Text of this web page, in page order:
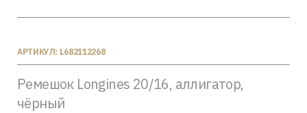
АРТИКУЛ: L682112268
Ремешок Longines 20/16, аллигатор,
чёрный